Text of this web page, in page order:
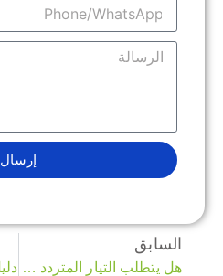
إرسال
السابق
هل يتطلب التيار المتردد مثبت جهد كهربائي؟ دليل شامل